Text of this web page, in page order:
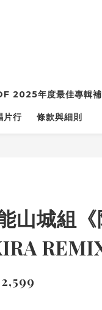
2025年度最佳專輯補
片行 條款與細則
山城組